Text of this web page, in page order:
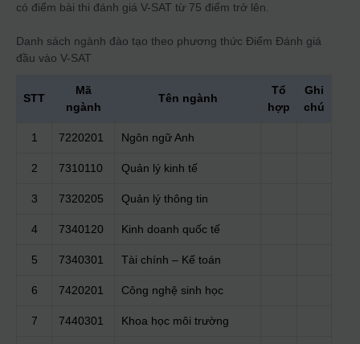
có điểm bài thi đánh giá V-SAT từ 75 điểm trở lên.
Danh sách ngành đào tạo theo phương thức Điểm Đánh giá
đầu vào V-SAT
STT
Mã
ngành
Tên ngành
Tổ
hợp
Ghi
chú
1 7220201 Ngôn ngữ Anh
2 7310110 Quản lý kinh tế
3 7320205 Quản lý thông tin
4 7340120 Kinh doanh quốc tế
5 7340301 Tài chính – Kế toán
6 7420201 Công nghệ sinh học
7 7440301 Khoa học môi trường